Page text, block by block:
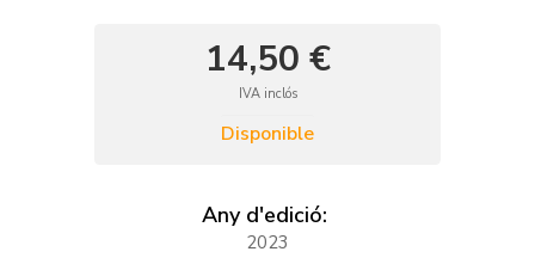
14,50 €
IVA inclós
Disponible
Any d'edició:
2023